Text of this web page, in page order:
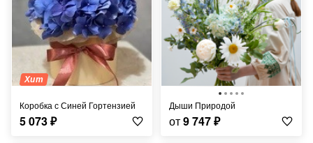
Хит
Коробка с Синей Гортензией
5 073₽
Дыши Природой
от9 747₽